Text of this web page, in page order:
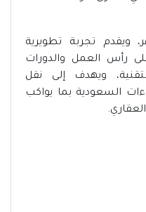
لمدة 6 أشهر، ويقدم تجربة تطويرية
رأس العمل والدورات
ويهدف إلى نقل
السعودية بما يواكب